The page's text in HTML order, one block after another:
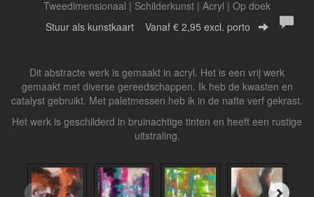
Tweedimensionaal | Schilderkunst | Acryl | Op doek
Stuur als kunstkaart Vanaf € 2,95 excl. porto
Dit abstracte werk is gemaakt in acryl. Het is een vrij werk
gemaakt met diverse gereedschappen. Ik heb de kwasten en
catalyst gebruikt. Met paletmessen heb ik in de natte verf gekrast.
Het werk is geschilderd in bruinachtige tinten en heeft een rustige
uitstraling.